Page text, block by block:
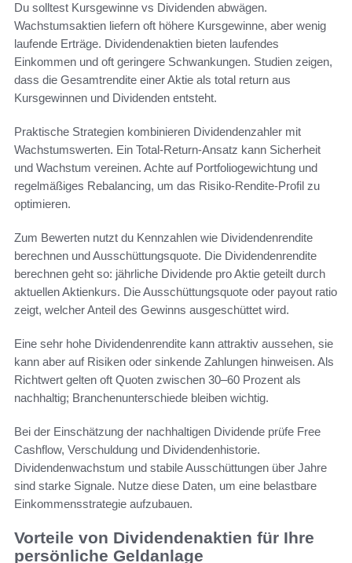
Du solltest Kursgewinne vs Dividenden abwägen.
Wachstumsaktien liefern oft höhere Kursgewinne, aber wenig
laufende Erträge. Dividendenaktien bieten laufendes
Einkommen und oft geringere Schwankungen. Studien zeigen,
dass die Gesamtrendite einer Aktie als total return aus
Kursgewinnen und Dividenden entsteht.
Praktische Strategien kombinieren Dividendenzahler mit
Wachstumswerten. Ein Total-Return-Ansatz kann Sicherheit
und Wachstum vereinen. Achte auf Portfoliogewichtung und
regelmäßiges Rebalancing, um das Risiko-Rendite-Profil zu
optimieren.
Zum Bewerten nutzt du Kennzahlen wie Dividendenrendite
berechnen und Ausschüttungsquote. Die Dividendenrendite
berechnen geht so: jährliche Dividende pro Aktie geteilt durch
aktuellen Aktienkurs. Die Ausschüttungsquote oder payout ratio
zeigt, welcher Anteil des Gewinns ausgeschüttet wird.
Eine sehr hohe Dividendenrendite kann attraktiv aussehen, sie
kann aber auf Risiken oder sinkende Zahlungen hinweisen. Als
Richtwert gelten oft Quoten zwischen 30–60 Prozent als
nachhaltig; Branchenunterschiede bleiben wichtig.
Bei der Einschätzung der nachhaltigen Dividende prüfe Free
Cashflow, Verschuldung und Dividendenhistorie.
Dividendenwachstum und stabile Ausschüttungen über Jahre
sind starke Signale. Nutze diese Daten, um eine belastbare
Einkommensstrategie aufzubauen.
Vorteile von Dividendenaktien für Ihre
persönliche Geldanlage